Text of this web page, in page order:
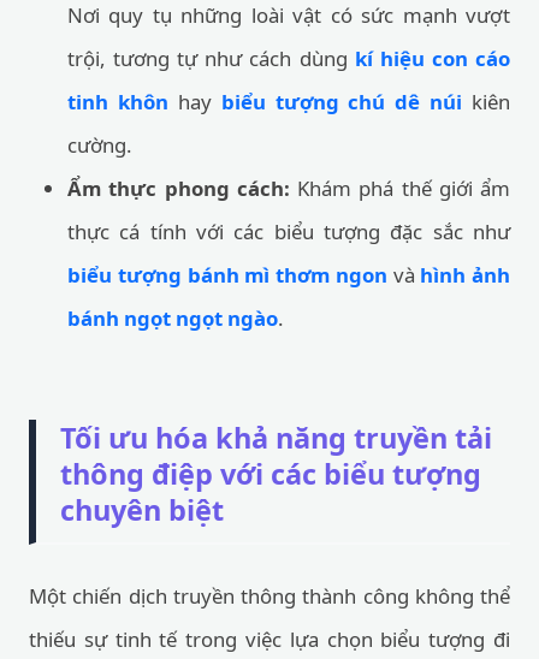
Nơi quy tụ những loài vật có sức mạnh vượt
trội, tương tự như cách dùng kí hiệu con cáo
tinh khôn hay biểu tượng chú dê núi kiên
cường.
Ẩm thực phong cách: Khám phá thế giới ẩm
thực cá tính với các biểu tượng đặc sắc như
biểu tượng bánh mì thơm ngon và hình ảnh
bánh ngọt ngọt ngào.
Tối ưu hóa khả năng truyền tải
thông điệp với các biểu tượng
chuyên biệt
Một chiến dịch truyền thông thành công không thể
thiếu sự tinh tế trong việc lựa chọn biểu tượng đi